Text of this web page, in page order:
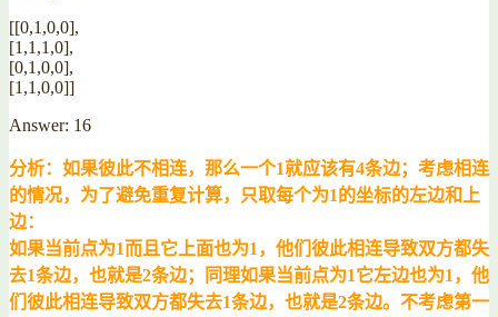
[[0,1,0,0],
[1,1,1,0],
[0,1,0,0],
[1,1,0,0]]
Answer: 16
分析：如果彼此不相连，那么一个1就应该有4条边；考虑相连
的情况，为了避免重复计算，只取每个为1的坐标的左边和上
边：
如果当前点为1而且它上面也为1，他们彼此相连导致双方都失
去1条边，也就是2条边；同理如果当前点为1它左边也为1，他
们彼此相连导致双方都失去1条边，也就是2条边。不考虑第一